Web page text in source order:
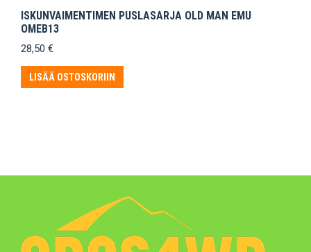
ISKUNVAIMENTIMEN PUSLASARJA OLD MAN EMU
OMEB13
28,50 €
LISÄÄ OSTOSKORIIN